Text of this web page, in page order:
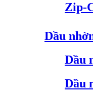
Zip-
Dầu
Dầu
Dầu